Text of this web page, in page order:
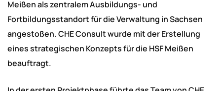
Meißen als zentralem Ausbildungs- und
Fortbildungsstandort für die Verwaltung in Sachsen
angestoßen. CHE Consult wurde mit der Erstellung
eines strategischen Konzepts für die HSF Meißen
beauftragt.